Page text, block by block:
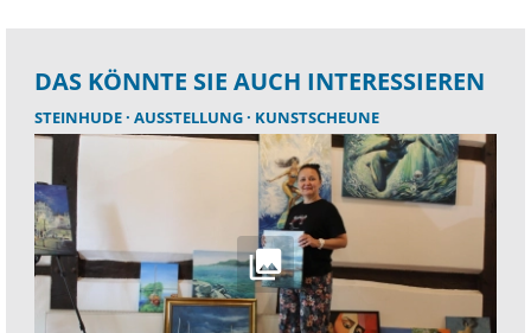
DAS KÖNNTE SIE AUCH INTERESSIEREN
STEINHUDE AUSSTELLUNG KUNSTSCHEUNE